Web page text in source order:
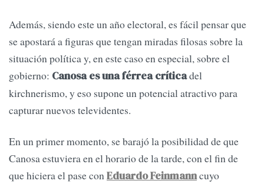
Además, siendo este un año electoral, es fácil pensar que
se apostará a figuras que tengan miradas filosas sobre la
situación política y, en este caso en especial, sobre el
gobierno: Canosa es una férrea críticadel
kirchnerismo, y eso supone un potencial atractivo para
capturar nuevos televidentes.
En un primer momento, se barajó la posibilidad de que
Canosa estuviera en el horario de la tarde, con el fin de
que hiciera el pase conEduardo Feinmanncuyo